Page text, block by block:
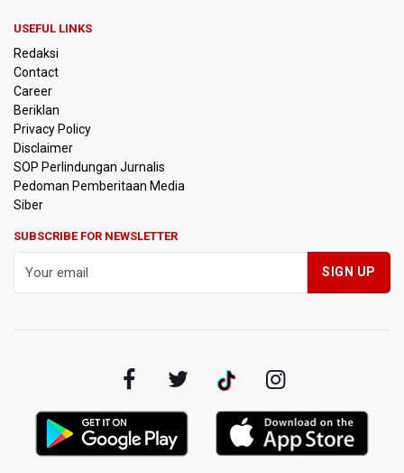
Lawan Persib Bandung
Dari Literasi Teks ke Literasi Multimodal
Kemenag Terbitkan 40 Buku Digital Pendidikan Agama
Islam, Dapat Diunduh Gratis
Polda Metro Jaya Pulangkan Tiga WNI Korban TPPO dari
Libya
995 Senjata Api Ditemukan di Sekolah Swasta di Pondok
Pemerintah Gelar Operasi Modifikasi Cuaca Percepat
USEFUL LINKS
Redaksi
Contact
Career
Beriklan
Privacy Policy
Disclaimer
SOP Perlindungan Jurnalis
Pedoman Pemberitaan Media
Siber
SUBSCRIBE FOR NEWSLETTER